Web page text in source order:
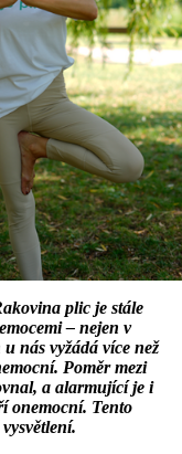
plic je stále
– nejen v
nás vyžádá více než
Poměr mezi
a alarmující je i
onemocní. Tento